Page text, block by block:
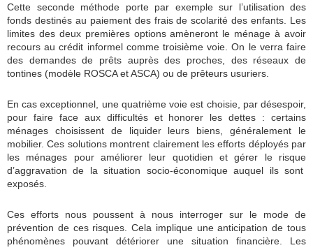
Cette seconde méthode porte par exemple sur l’utilisation des
fonds destinés au paiement des frais de scolarité des enfants. Les
limites des deux premières options amèneront le ménage à avoir
recours au crédit informel comme troisième voie. On le verra faire
des demandes de prêts auprès des proches, des réseaux de
tontines (modèle ROSCA et ASCA) ou de prêteurs usuriers.
En cas exceptionnel, une quatrième voie est choisie, par désespoir,
pour faire face aux difficultés et honorer les dettes : certains
ménages choisissent de liquider leurs biens, généralement le
mobilier. Ces solutions montrent clairement les efforts déployés par
les ménages pour améliorer leur quotidien et gérer le risque
d’aggravation de la situation socio-économique auquel ils sont
exposés.
Ces efforts nous poussent à nous interroger sur le mode de
prévention de ces risques. Cela implique une anticipation de tous
phénomènes pouvant détériorer une situation financière. Les